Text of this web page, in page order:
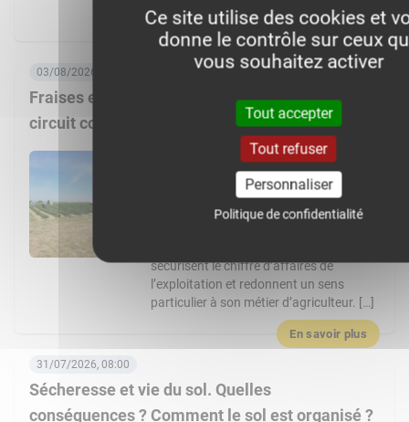
expliquant la […]
En savoir plus
Fraises et asperges pour créer de la valeur en
circuit court
03/08/2026, 06:00
En s’installant il y a 10 ans sur la ferme
familiale, Édouard Lhotte a fait le choix
de diversifier l’exploitation avec des
cultures à haute valeur ajoutée, et une
sécurisent le chiffre d’affaires de
l’exploitation et redonnent un sens
particulier à son métier d’agriculteur. […]
En savoir plus
Sécheresse et vie du sol. Quelles
conséquences ? Comment le sol est organisé ?
31/07/2026, 08:00
Ce site utilise des cookies et
donne le contrôle sur ceux
vous souhaitez activer
Tout accepter
Tout refuser
Personnaliser
Politique de confidentialité